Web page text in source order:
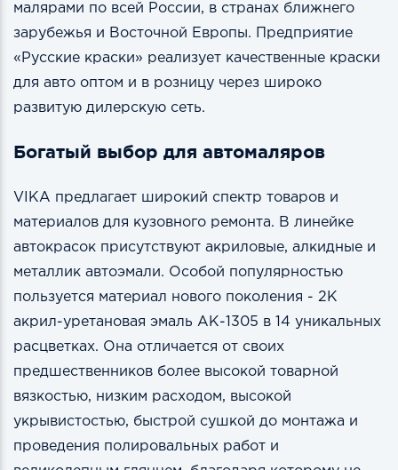
малярами по всей России, в странах ближнего
зарубежья и Восточной Европы. Предприятие
«Русские краски» реализует качественные краски
для авто оптом и в розницу через широко
развитую дилерскую сеть.
Богатый выбор для автомаляров
VIKA предлагает широкий спектр товаров и
материалов для кузовного ремонта. В линейке
автокрасок присутствуют акриловые, алкидные и
металлик автоэмали. Особой популярностью
пользуется материал нового поколения - 2К
акрил-уретановая эмаль АК-1305 в 14 уникальных
расцветках. Она отличается от своих
предшественников более высокой товарной
вязкостью, низким расходом, высокой
укрывистостью, быстрой сушкой до монтажа и
проведения полировальных работ и